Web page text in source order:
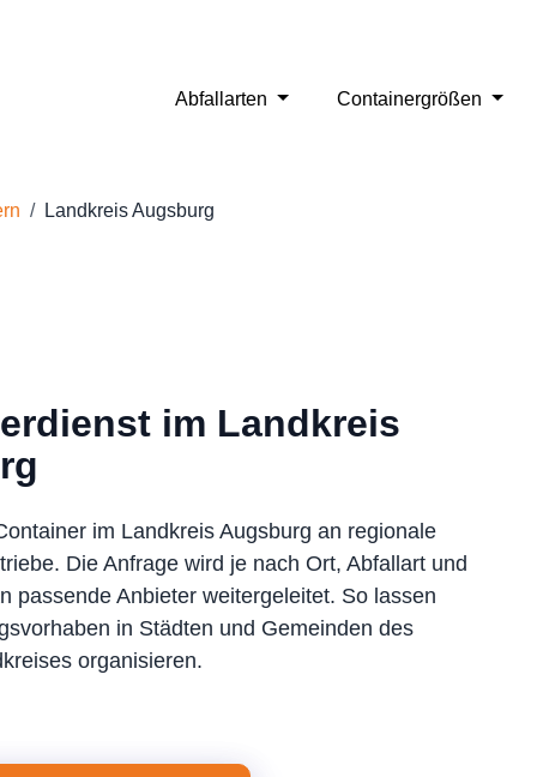
Abfallarten Containergrößen
Landkreis Augsburg
im Landkreis
im Landkreis Augsburg an regionale
Die Anfrage wird je nach Ort, Abfallart und
passende Anbieter weitergeleitet. So lassen
in Städten und Gemeinden des
organisieren.